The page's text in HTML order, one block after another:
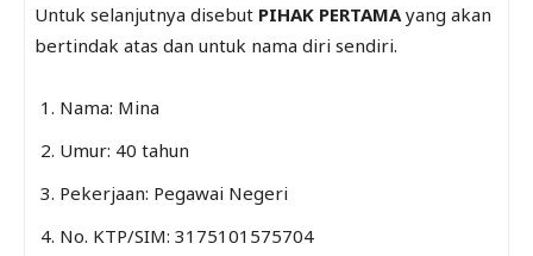
Untuk selanjutnya disebut PIHAK PERTAMA yang akan
bertindak atas dan untuk nama diri sendiri.
Nama: Mina
Umur: 40 tahun
Pekerjaan: Pegawai Negeri
No. KTP/SIM: 3175101575704